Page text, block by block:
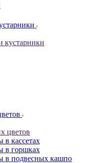
кустарники
цветов
в кассетах
в горшках
в подвесных кашпо